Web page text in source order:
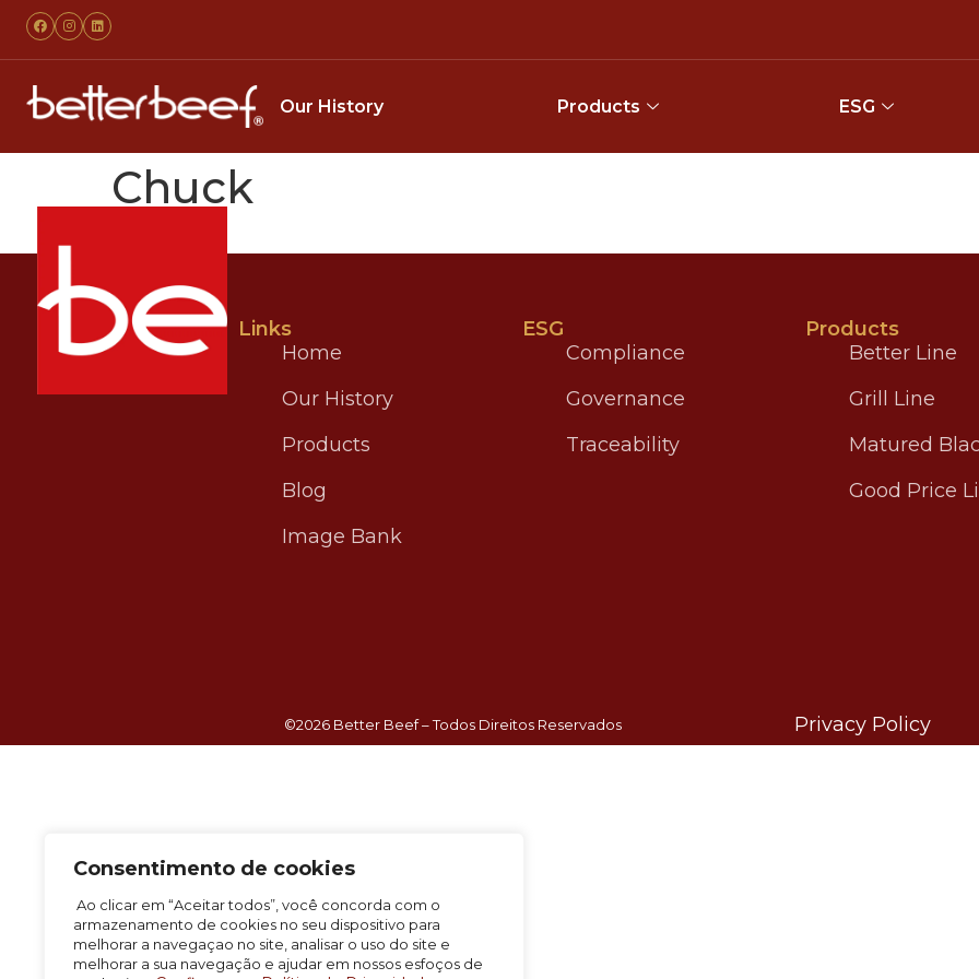
Consentimento de cookies
Ao clicar em “Aceitar todos”, você concorda com o
armazenamento de cookies no seu dispositivo para
melhorar a navegaçao no site, analisar o uso do site e
melhorar a sua navegação e ajudar em nossos esfoços de
Our History Products ESG
Chuck
Links
Home
Our History
Products
Blog
Image Bank
ESG
Compliance
Governance
Traceability
Products
Better Line
Grill Line
Matured
Good Price
©2026 Better Beef – Todos Direitos Reservados Privacy Policy